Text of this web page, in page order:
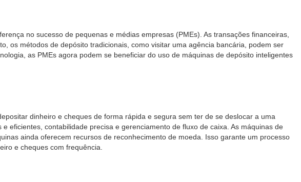
no sucesso de pequenas e médias empresas (PMEs). As transações financeiras,
os métodos de depósito tradicionais, como visitar uma agência bancária, podem ser
as PMEs agora podem se beneficiar do uso de máquinas de depósito inteligentes
dinheiro e cheques de forma rápida e segura sem ter de se deslocar a uma
eficientes, contabilidade precisa e gerenciamento de fluxo de caixa. As máquinas de
ainda oferecem recursos de reconhecimento de moeda. Isso garante um processo
e cheques com frequência.